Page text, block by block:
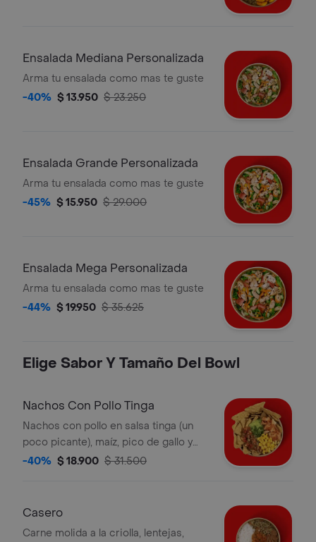
Ensalada Mediana Personalizada
Arma tu ensalada como mas te guste
-40% $ 13.950 $ 23.250
Ensalada Grande Personalizada
Arma tu ensalada como mas te guste
-45% $ 15.950 $ 29.000
Ensalada Mega Personalizada
Arma tu ensalada como mas te guste
-44% $ 19.950 $ 35.625
Elige Sabor Y Tamaño Del Bowl
Nachos Con Pollo Tinga
Nachos con pollo en salsa tinga (un
poco picante), maíz, pico de gallo y
guacamole. la bebida tiene un costo
-40% $ 18.900 $ 31.500
Casero
Carne molida a la criolla, lentejas,